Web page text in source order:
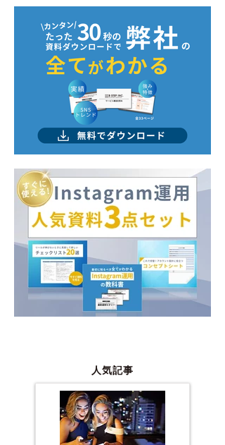
『and media株式会社』
様に弊社をご紹介いただ
きました
人気記事